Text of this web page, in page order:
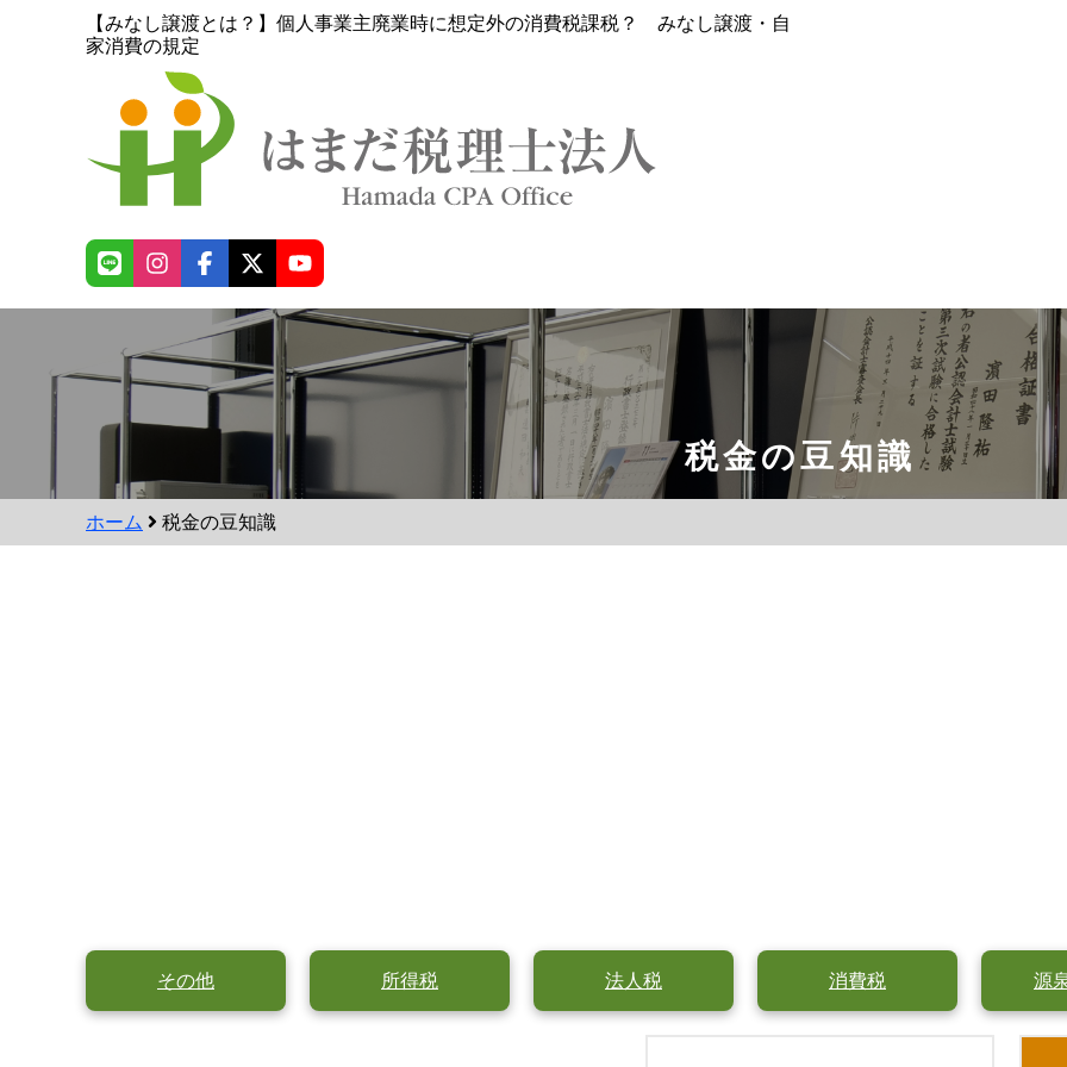
【みなし譲渡とは？】個人事業主廃業時に想定外の消費税課税？ みなし譲渡・自
家消費の規定
税金の豆知識
ホーム 税金の豆知識
その他 所得税 法人税 消費税 源